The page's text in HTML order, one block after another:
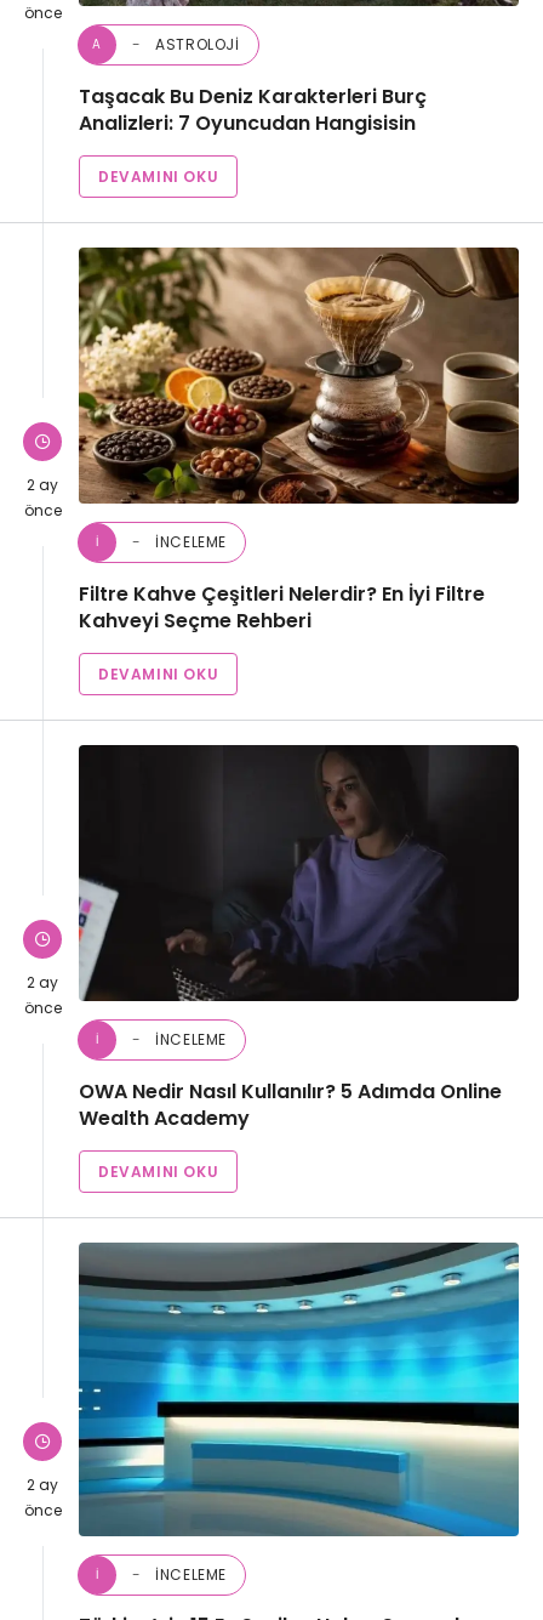
önce
A ASTROLOJI
Taşacak Bu Deniz Karakterleri Burç
Analizleri: 7 Oyuncudan Hangisisin
DEVAMINI OKU
2 ay
önce
İ İNCELEME
Filtre Kahve Çeşitleri Nelerdir? En İyi Filtre
Kahveyi Seçme Rehberi
DEVAMINI OKU
2 ay
önce
İ İNCELEME
OWA Nedir Nasıl Kullanılır? 5 Adımda Online
Wealth Academy
DEVAMINI OKU
2 ay
önce
İ İNCELEME